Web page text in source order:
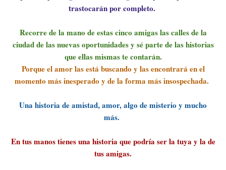
trastocarán por completo.
Recorre de la mano de estas cinco amigas las calles de la
ciudad de las nuevas oportunidades y sé parte de las historias
que ellas mismas te contarán.
Porque el amor las está buscando y las encontrará en el
momento más inesperado y de la forma más insospechada.
Una historia de amistad, amor, algo de misterio y mucho
más.
En tus manos tienes una historia que podría ser la tuya y la de
tus amigas.